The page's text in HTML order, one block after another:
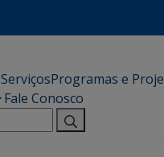
ServiçosProgramas e
Fale Conosco